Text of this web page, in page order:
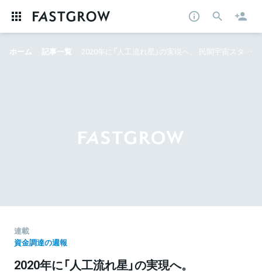
ホーム 記事一覧 2020年に「人工流れ星」の実現へ。 民間宇宙スタートアップのALEが12億円を調達──押さえておきたい資金調達ニュース
連載
資金調達の週報
2020年に「人工流れ星」の実現へ。